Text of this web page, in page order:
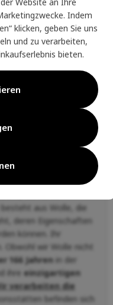
Kriterien des
für
100. Das bedeutet,
mit
ein Kleidungsstück
technisch besten
aus Wolle, die
deren Eigenschaften
können. Ihr
Obwohl wir Wolle nicht
166 Jahren in der
ihre einzigartigen
verarbeiten die
befinden sich
Website an Ihre
Indem
klicken, geben Sie uns
und zu verarbeiten,
bieten.